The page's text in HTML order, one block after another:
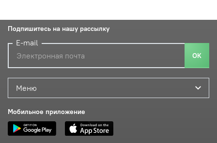
Меню
Мобильное приложение
Подпишитесь на нашу рассылку
E-mail
ОК